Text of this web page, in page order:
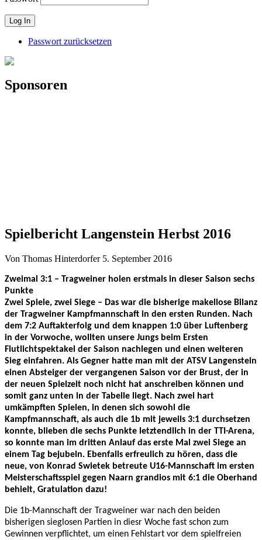
Passwort zurücksetzen
Sponsoren
Spielbericht Langenstein Herbst 2016
Von Thomas Hinterdorfer 5. September 2016
Zweimal 3:1 – Tragweiner holen erstmals in dieser Saison sechs
Punkte
Zwei Spiele, zwei Siege – Das war die bisherige makellose Bilanz
der Tragweiner Kampfmannschaft in den ersten Runden. Nach
dem 7:2 Auftakterfolg und dem knappen 1:0 über Luftenberg
in der Vorwoche, wollten unsere Jungs beim Ersten
Flutlichtspektakel der Saison nachlegen und einen weiteren
Sieg einfahren. Als Gegner hatte man mit der ATSV Langenstein
einen Absteiger der vergangenen Saison vor der Brust, der in
der neuen Spielzeit noch nicht hat anschreiben können und
somit ganz unten in der Tabelle liegt. Nach zwei hart
umkämpften Spielen, in denen sich sowohl die
Kampfmannschaft, als auch die 1b mit jeweils 3:1 durchsetzen
konnte, blieben die sechs Punkte letztendlich in der TTI-Arena,
so konnte man im dritten Anlauf das erste Mal zwei Siege an
einem Tag bejubeln. Ebenfalls erfreulich zu hören, dass die
neue, von Konrad Swietek betreute U16-Mannschaft im ersten
Meisterschaftsspiel gegen Naarn grandios mit 6:1 die Oberhand
behielt, Gratulation dazu!
Die 1b-Mannschaft der Tragweiner war nach den beiden
bisherigen sieglosen Partien in diesr Woche fast schon zum
Gewinnen verpflichtet, um einen Fehlstart vor dem spielfreien